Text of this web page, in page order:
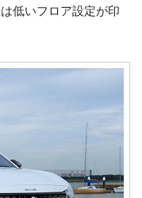
低いフロア設定が印